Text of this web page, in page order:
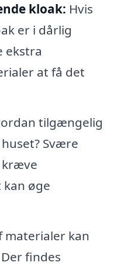
kloak: Hvis
er i dårlig
ekstra
at få det
tilgængelig
Svære
kræve
kan øge
materialer kan
findes